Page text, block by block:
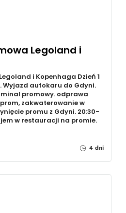
Legoland i
i Kopenhaga Dzień 1
Wyjazd autokaru do Gdyni.
promowy. odprawa
zakwaterowanie w
promu z Gdyni. 20:30-
w restauracji na promie.
4 dni